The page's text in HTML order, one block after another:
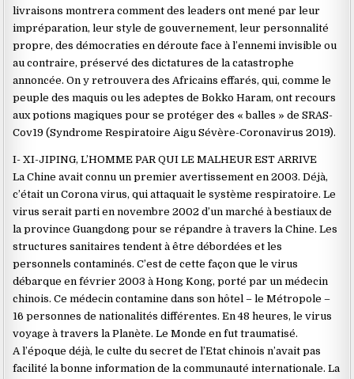
livraisons montrera comment des leaders ont mené par leur
impréparation, leur style de gouvernement, leur personnalité
propre, des démocraties en déroute face à l’ennemi invisible ou
au contraire, préservé des dictatures de la catastrophe
annoncée. On y retrouvera des Africains effarés, qui, comme le
peuple des maquis ou les adeptes de Bokko Haram, ont recours
aux potions magiques pour se protéger des « balles » de SRAS-
Cov19 (Syndrome Respiratoire Aigu Sévère-Coronavirus 2019).
I- XI-JIPING, L’HOMME PAR QUI LE MALHEUR EST ARRIVE
La Chine avait connu un premier avertissement en 2003. Déjà,
c’était un Corona virus, qui attaquait le système respiratoire. Le
virus serait parti en novembre 2002 d’un marché à bestiaux de
la province Guangdong pour se répandre à travers la Chine. Les
structures sanitaires tendent à être débordées et les
personnels contaminés. C’est de cette façon que le virus
débarque en février 2003 à Hong Kong, porté par un médecin
chinois. Ce médecin contamine dans son hôtel – le Métropole –
16 personnes de nationalités différentes. En 48 heures, le virus
voyage à travers la Planète. Le Monde en fut traumatisé.
A l’époque déjà, le culte du secret de l’Etat chinois n’avait pas
facilité la bonne information de la communauté internationale. La